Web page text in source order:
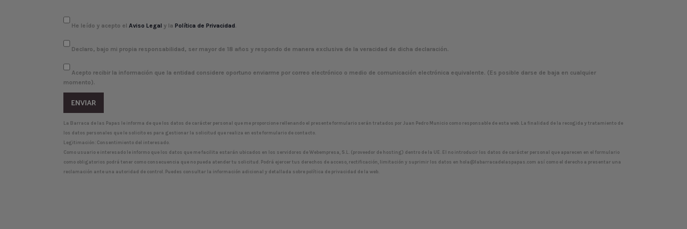
He leído y acepto el Aviso Legal y la Política de Privacidad.
Declaro, bajo mi propia responsabilidad, ser mayor de 18 años y respondo de manera exclusiva de la veracidad de dicha declaración.
Acepto recibir la información que la entidad considere oportuno enviarme por correo electrónico o medio de comunicación electrónica equivalente. (Es posible darse de baja en cualquier
momento).
La Barraca de las Papas le informa de que los datos de carácter personal que me proporcione rellenando el presente formulario serán tratados por Juan Pedro Municio como responsable de esta web. La finalidad de la recogida y tratamiento de
los datos personales que le solicito es para gestionar la solicitud que realiza en este formulario de contacto.
Legitimación: Consentimiento del interesado.
Como usuario e interesado le informo que los datos que me facilita estarán ubicados en los servidores de Webempresa, S.L. (proveedor de hosting) dentro de la UE. El no introducir los datos de carácter personal que aparecen en el formulario
como obligatorios podrá tener como consecuencia que no pueda atender tu solicitud. Podrá ejercer tus derechos de acceso, rectificación, limitación y suprimir los datos en hola@labarracadelaspapas.com así como el derecho a presentar una
reclamación ante una autoridad de control. Puedes consultar la información adicional y detallada sobre política de privacidad de la web.